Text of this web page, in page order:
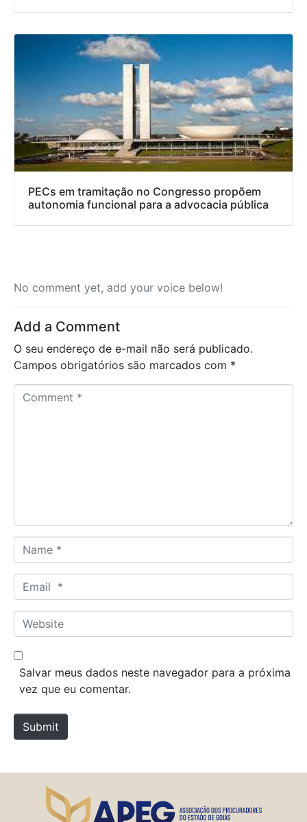
PECs em tramitação no Congresso propõem
autonomia funcional para a advocacia pública
No comment yet, add your voice below!
Add a Comment
O seu endereço de e-mail não será publicado.
Campos obrigatórios são marcados com *
a
m
*
m
a
*
W
e
b
e
Salvar meus dados neste navegador para a próxima
vez que eu comentar.
Submit